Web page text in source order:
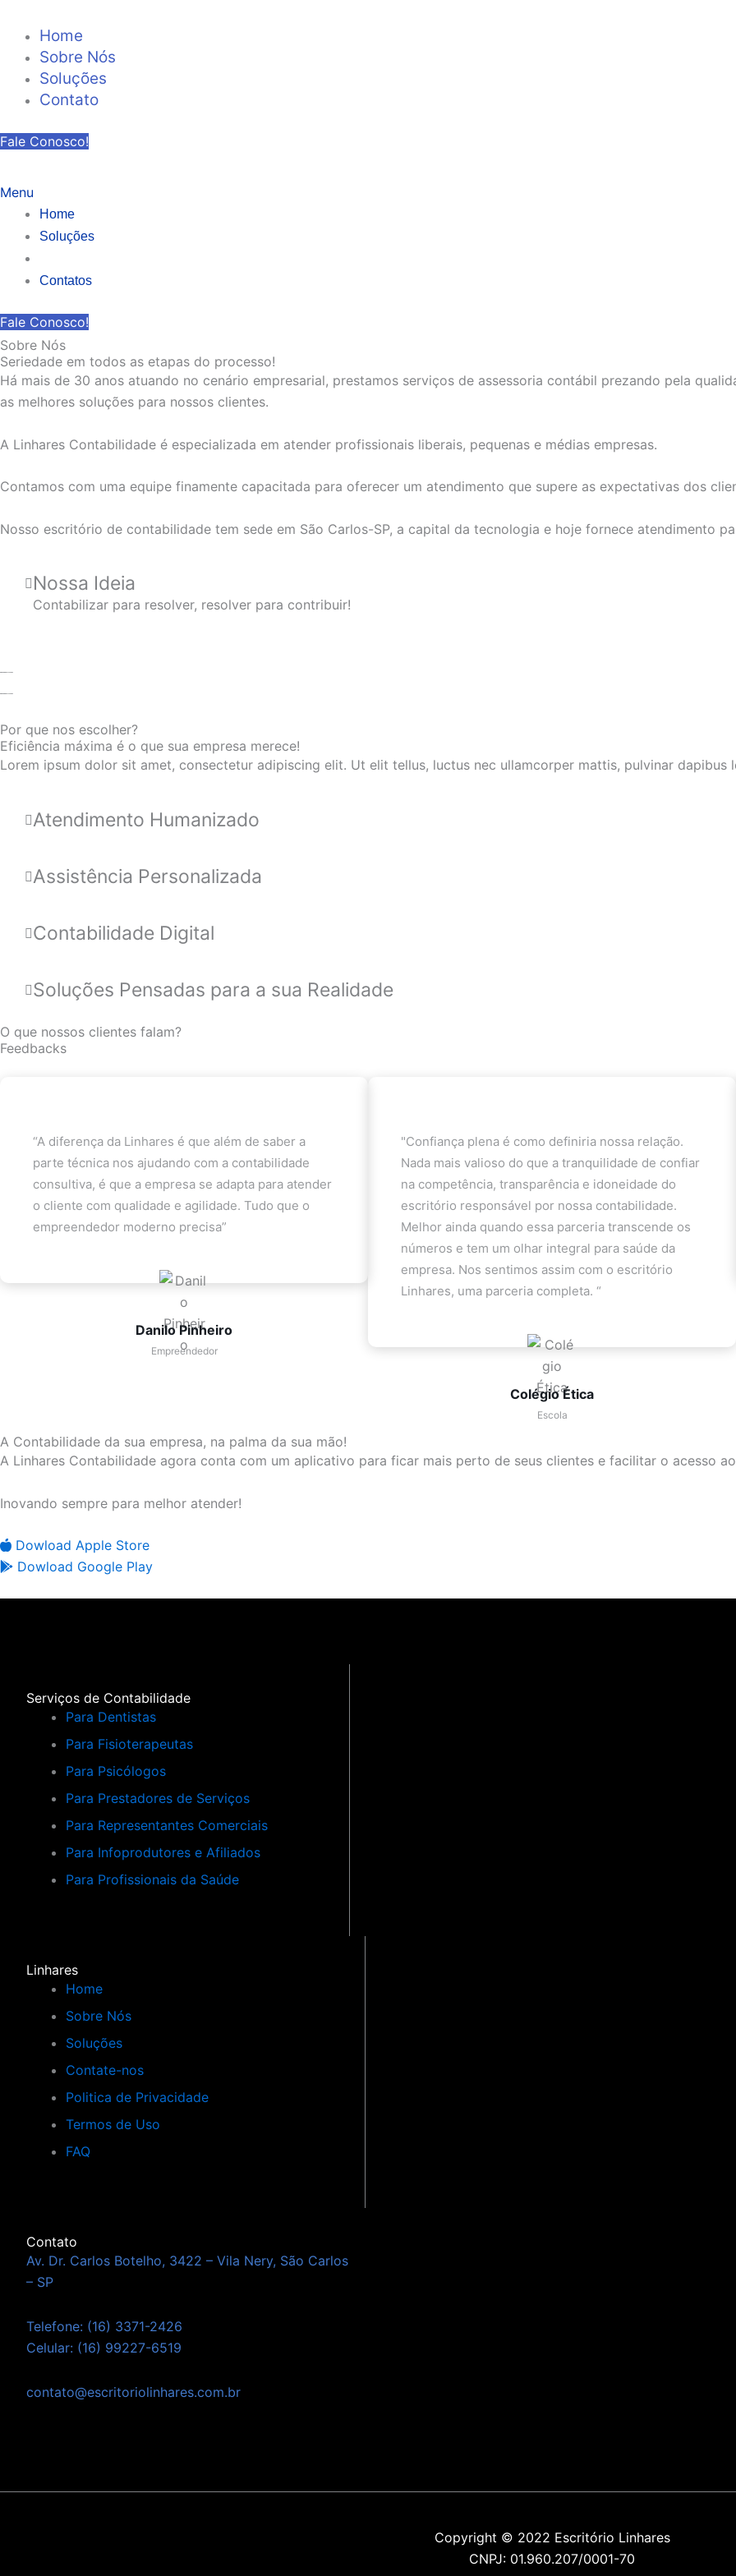
para
conteúdo
Home
Sobre Nós
Soluções
Contato
Fale Conosco!
Menu
Home
Soluções
Contatos
Fale Conosco!
Sobre Nós
Seriedade em todos as etapas do processo!
Há mais de 30 anos atuando no cenário empresarial, prestamos serviços de assessoria contábil prezando pela
as melhores soluções para nossos clientes.
A Linhares Contabilidade é especializada em atender profissionais liberais, pequenas e médias empresas.
Contamos com uma equipe finamente capacitada para oferecer um atendimento que supere as expectativas dos
Nosso escritório de contabilidade tem sede em São Carlos-SP, a capital da tecnologia e hoje fornece atendimento
Nossa Ideia
Contabilizar para resolver, resolver para contribuir!
Por que nos escolher?
Eficiência máxima é o que sua empresa merece!
Lorem ipsum dolor sit amet, consectetur adipiscing elit. Ut elit tellus, luctus nec ullamcorper mattis, pulvinar dapibus
Atendimento Humanizado
Assistência Personalizada
Contabilidade Digital
Soluções Pensadas para a sua Realidade
O que nossos clientes falam?
Feedbacks
Danilo Pinheiro
Empreendedor
“A diferença da Linhares é que além de saber a
parte técnica nos ajudando com a contabilidade
consultiva, é que a empresa se adapta para atender
o cliente com qualidade e agilidade. Tudo que o
empreendedor moderno precisa”
Colégio Ética
Escola
"Confiança plena é como definiria nossa relação.
Nada mais valioso do que a tranquilidade de confiar
na competência, transparência e idoneidade do
escritório responsável por nossa contabilidade.
Melhor ainda quando essa parceria transcende os
números e tem um olhar integral para saúde da
empresa. Nos sentimos assim com o escritório
Linhares, uma parceria completa. “
A Contabilidade da sua empresa, na palma da sua mão!
A Linhares Contabilidade agora conta com um aplicativo para ficar mais perto de seus clientes e facilitar o acesso
Inovando sempre para melhor atender!
Dowload Apple Store
Dowload Google Play
Serviços de Contabilidade
Para Dentistas
Para Fisioterapeutas
Para Psicólogos
Para Prestadores de Serviços
Para Representantes Comerciais
Para Infoprodutores e Afiliados
Para Profissionais da Saúde
Linhares
Home
Sobre Nós
Soluções
Contate-nos
Politica de Privacidade
Termos de Uso
FAQ
Contato
Av. Dr. Carlos Botelho, 3422 – Vila Nery, São Carlos
– SP
Telefone: (16) 3371-2426
Celular: (16) 99227-6519
contato@escritoriolinhares.com.br
Copyright © 2022 Escritório Linhares
CNPJ: 01.960.207/0001-70